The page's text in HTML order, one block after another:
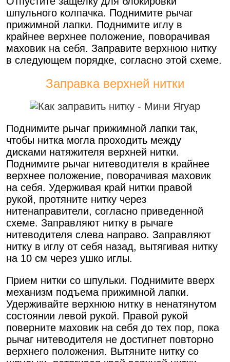
шпульного колпачка. Поднимите рычаг
прижимной лапки. Поднимите иглу в
крайнее верхнее положение, поворачивая
маховик на себя. Заправите верхнюю нитку
в следующем порядке, согласно этой схеме.
Заправка верхней нитки
Поднимите рычаг прижимной лапки так,
чтобы нитка могла проходить между
дисками натяжителя верхней нитки.
Поднимите рычаг нитеводителя в крайнее
верхнее положение, поворачивая маховик
на себя. Удерживая край нитки правой
рукой, протяните нитку через
нитенаправители, согласно приведенной
схеме. Заправляют нитку в рычаге
нитеводителя слева направо. Заправляют
нитку в иглу от себя назад, вытягивая нитку
на 10 см через ушко иглы.
Прием нитки со шпульки. Поднимите вверх
механизм подъема прижимной лапки.
Удерживайте верхнюю нитку в ненатянутом
состоянии левой рукой. Правой рукой
поверните маховик на себя до тех пор, пока
рычаг нитеводителя не достигнет повторно
верхнего положения. Вытяните нитку со